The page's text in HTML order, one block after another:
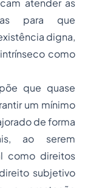
atender as
para que
digna,
como
que quase
um mínimo
de forma
ao serem
como direitos
subjetivo